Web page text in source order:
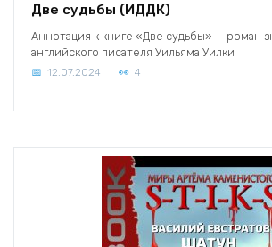
Две судьбы (ИДДК)
Аннотация к книге «Две судьбы» — роман
английского писателя Уильяма Уилки
12.07.2024 4